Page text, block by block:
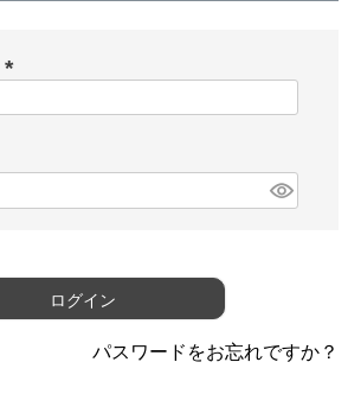
ログイン
パスワードをお忘れですか？